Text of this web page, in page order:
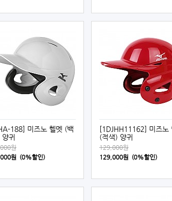
188] 미즈노 헬멧 (백
귀
원
원 (0%할인)
[1DJHH11162] 미즈노
(적색) 양귀
129,000원
129,000원 (0%할인)